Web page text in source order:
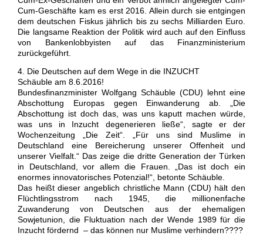
Cum-Geschäfte kam es erst 2016. Allein durch sie entgingen
dem deutschen Fiskus jährlich bis zu sechs Milliarden Euro.
Die langsame Reaktion der Politik wird auch auf den Einfluss
von Bankenlobbyisten auf das Finanzministerium
zurückgeführt.
4. Die Deutschen auf dem Wege in die INZUCHT
Schäuble am 8.6.2016!
Bundesfinanzminister Wolfgang Schäuble (CDU) lehnt eine
Abschottung Europas gegen Einwanderung ab. „Die
Abschottung ist doch das, was uns kaputt machen würde,
was uns in Inzucht degenerieren ließe“, sagte er der
Wochenzeitung „Die Zeit“. „Für uns sind Muslime in
Deutschland eine Bereicherung unserer Offenheit und
unserer Vielfalt.“ Das zeige die dritte Generation der Türken
in Deutschland, vor allem die Frauen. „Das ist doch ein
enormes innovatorisches Potenzial!“, betonte Schäuble.
Das heißt dieser angeblich christliche Mann (CDU) hält den
Flüchtlingsstrom nach 1945, die millionenfache
Zuwanderung von Deutschen aus der ehemaligen
Sowjetunion, die Fluktuation nach der Wende 1989 für die
Inzucht fördernd – das können nur Muslime verhindern????